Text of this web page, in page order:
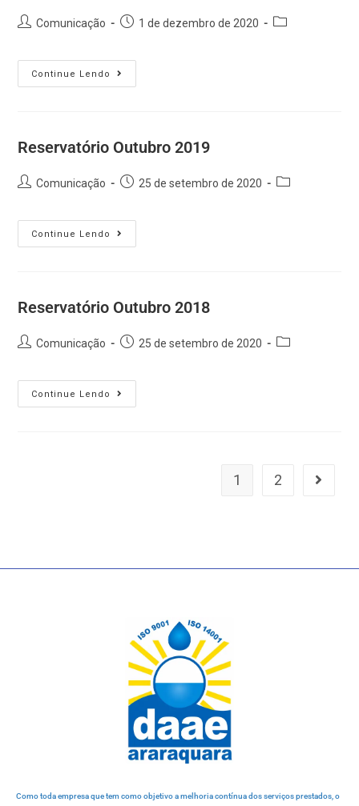
Comunicação 1 de dezembro de 2020
Continue Lendo
Reservatório Outubro 2019
Comunicação 25 de setembro de 2020
Continue Lendo
Reservatório Outubro 2018
Comunicação 25 de setembro de 2020
Continue Lendo
1 2
Como toda empresa que tem como objetivo a melhoria contínua dos serviços prestados, o